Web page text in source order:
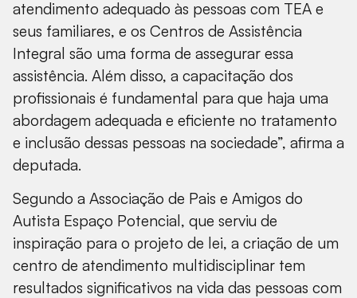
atendimento adequado às pessoas com TEA e
seus familiares, e os Centros de Assistência
Integral são uma forma de assegurar essa
assistência. Além disso, a capacitação dos
profissionais é fundamental para que haja uma
abordagem adequada e eficiente no tratamento
e inclusão dessas pessoas na sociedade”, afirma a
deputada.
Segundo a Associação de Pais e Amigos do
Autista Espaço Potencial, que serviu de
inspiração para o projeto de lei, a criação de um
centro de atendimento multidisciplinar tem
resultados significativos na vida das pessoas com